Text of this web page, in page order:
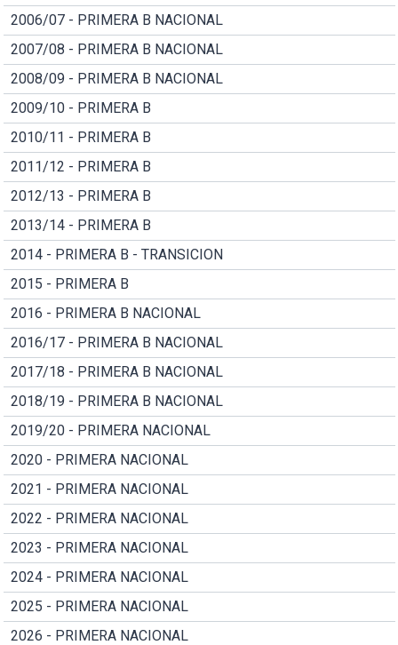
2006/07 - PRIMERA B NACIONAL
2007/08 - PRIMERA B NACIONAL
2008/09 - PRIMERA B NACIONAL
2009/10 - PRIMERA B
2010/11 - PRIMERA B
2011/12 - PRIMERA B
2012/13 - PRIMERA B
2013/14 - PRIMERA B
2014 - PRIMERA B - TRANSICION
2015 - PRIMERA B
2016 - PRIMERA B NACIONAL
2016/17 - PRIMERA B NACIONAL
2017/18 - PRIMERA B NACIONAL
2018/19 - PRIMERA B NACIONAL
2019/20 - PRIMERA NACIONAL
2020 - PRIMERA NACIONAL
2021 - PRIMERA NACIONAL
2022 - PRIMERA NACIONAL
2023 - PRIMERA NACIONAL
2024 - PRIMERA NACIONAL
2025 - PRIMERA NACIONAL
2026 - PRIMERA NACIONAL